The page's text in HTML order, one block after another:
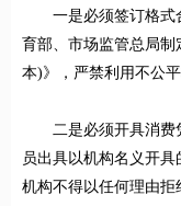
一是必须签订格式
育部、市场监管总局
本)》，严禁利用不公
二是必须开具消费
员出具以机构名义开具
机构不得以任何理由拒